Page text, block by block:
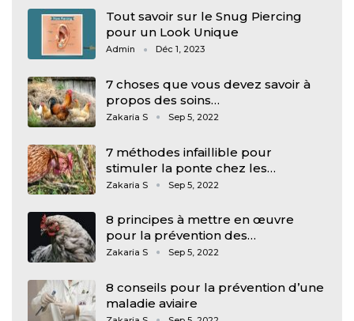
Tout savoir sur le Snug Piercing
pour un Look Unique
Admin Déc 1, 2023
7 choses que vous devez savoir à
propos des soins…
Zakaria S Sep 5, 2022
7 méthodes infaillible pour
stimuler la ponte chez les…
Zakaria S Sep 5, 2022
8 principes à mettre en œuvre
pour la prévention des…
Zakaria S Sep 5, 2022
8 conseils pour la prévention d’une
maladie aviaire